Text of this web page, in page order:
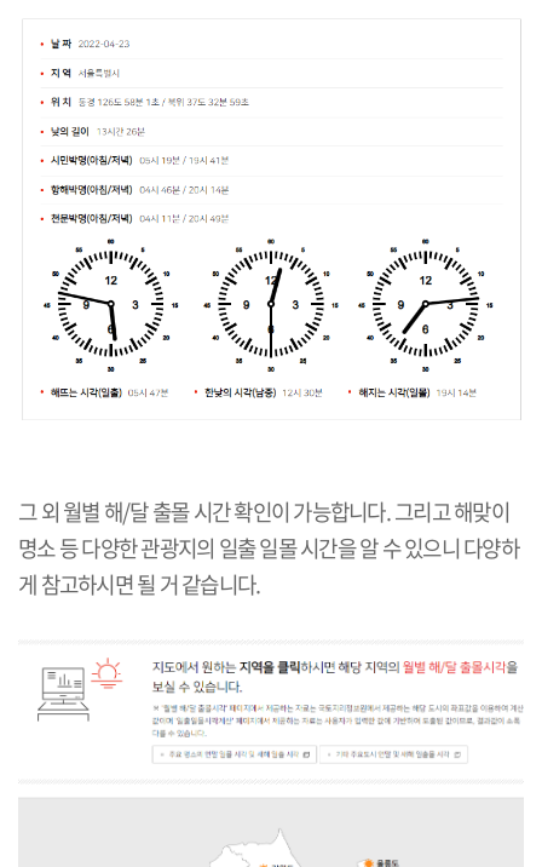
그 외 월별 해/달 출몰 시간 확인이 가능합니다. 그리고 해맞이
명소 등 다양한 관광지의 일출 일몰 시간을 알 수 있으니 다양하
게 참고하시면 될 거 같습니다.